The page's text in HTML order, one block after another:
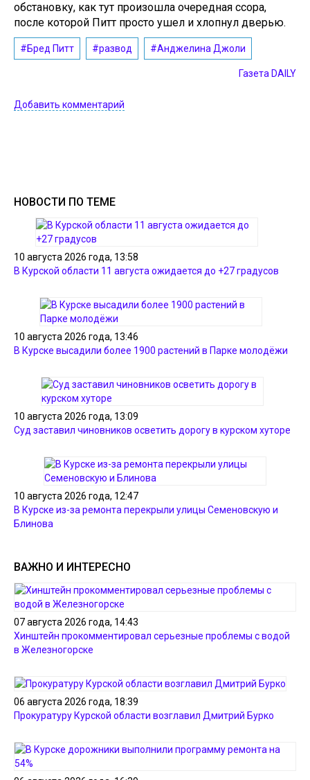
обстановку, как тут произошла очередная ссора,
после которой Питт просто ушел и хлопнул дверью.
#Бред Питт #развод #Анджелина Джоли
Газета DAILY
Добавить комментарий
НОВОСТИ ПО ТЕМЕ
10 августа 2026 года, 13:58
В Курской области 11 августа ожидается до +27 градусов
10 августа 2026 года, 13:46
В Курске высадили более 1900 растений в Парке молодёжи
10 августа 2026 года, 13:09
Суд заставил чиновников осветить дорогу в курском хуторе
10 августа 2026 года, 12:47
В Курске из-за ремонта перекрыли улицы Семеновскую и
Блинова
ВАЖНО И ИНТЕРЕСНО
07 августа 2026 года, 14:43
Хинштейн прокомментировал серьезные проблемы с водой
в Железногорске
06 августа 2026 года, 18:39
Прокуратуру Курской области возглавил Дмитрий Бурко